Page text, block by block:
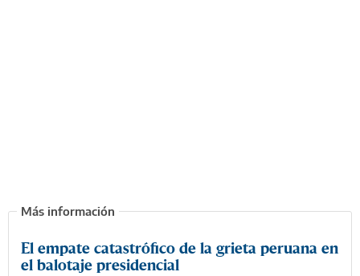
El empate catastrófico de la grieta peruana en
el balotaje presidencial